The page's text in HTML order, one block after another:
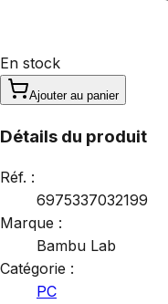
En stock
Ajouter au panier
Détails du produit
Réf. :
6975337032199
Marque :
Bambu Lab
Catégorie :
PC